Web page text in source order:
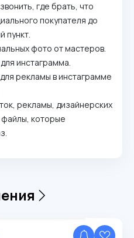
где брать, что
покупателя до
пункт.
фото от мастеров.
инстаграмма.
рекламы в инстаграмме
рекламы, дизайнерских
которые